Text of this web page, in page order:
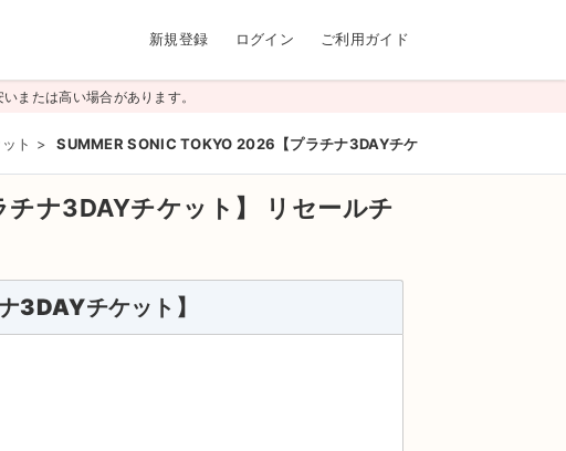
新規登録 ログイン ご利用ガイド
または高い場合があります。
ト > SUMMER SONIC TOKYO 2026【プラチナ3DAYチケット】
ナ3DAYチケット】
リセールチ
3DAYチケット】